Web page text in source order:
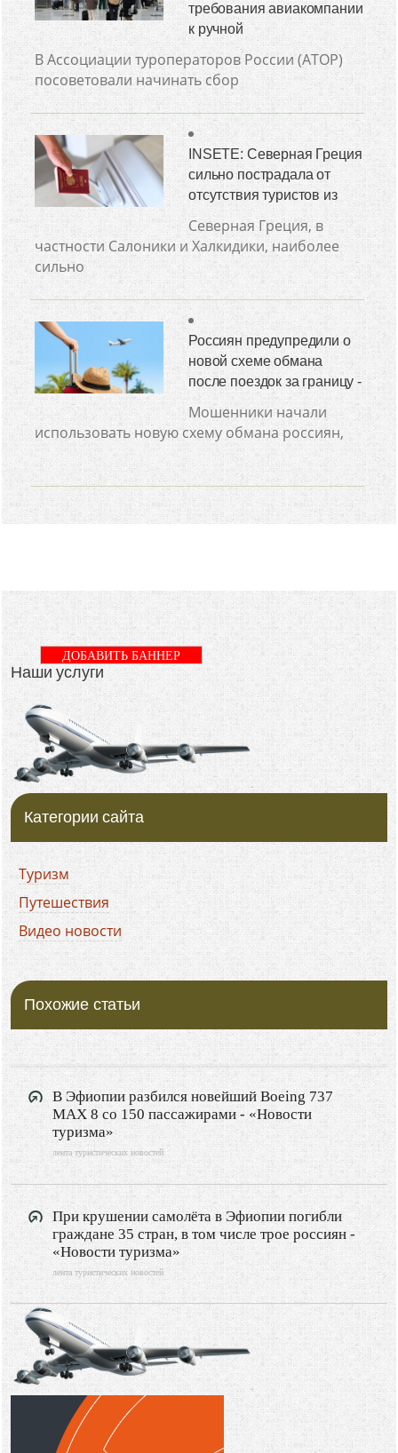
требования авиакомпании
к ручной
В Ассоциации туроператоров России (АТОР)
посоветовали начинать сбор
INSETE: Северная Греция
сильно пострадала от
отсутствия туристов из
Северная Греция, в
частности Салоники и Халкидики, наиболее
сильно
Россиян предупредили о
новой схеме обмана
после поездок за границу -
Мошенники начали
использовать новую схему обмана россиян,
Наши услуги
ДОБАВИТЬ БАННЕР
Категории сайта
Туризм
Путешествия
Видео новости
Похожие статьи
В Эфиопии разбился новейший Boeing 737
MAX 8 со 150 пассажирами - «Новости
туризма»
лента туристических новостей
При крушении самолёта в Эфиопии погибли
граждане 35 стран, в том числе трое россиян -
«Новости туризма»
лента туристических новостей